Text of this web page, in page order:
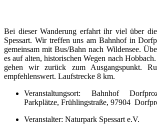
Bei dieser Wanderung erfahrt ihr viel über
Spessart. Wir treffen uns am Bahnhof in
gemeinsam mit Bus/Bahn nach Wildensee.
es auf alten, historischen Wegen nach
gehen wir zurück zum Ausgangspunkt.
empfehlenswert. Laufstrecke 8 km.
Veranstaltungsort: Bahnhof
Parkplätze, Frühlingstraße, 97904
Veranstalter: Naturpark Spessart e.V.